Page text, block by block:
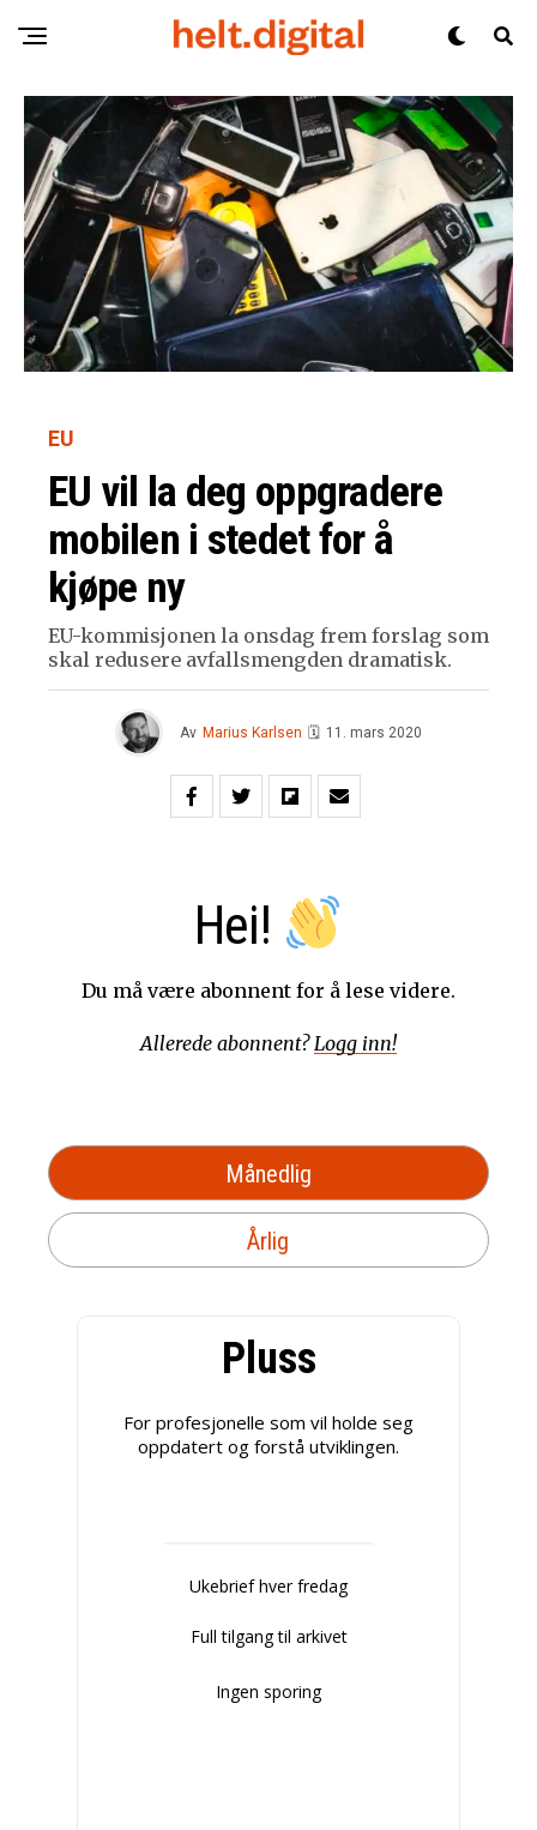
EU
EU vil la deg oppgradere
mobilen i stedet for å
kjøpe ny
EU-kommisjonen la onsdag frem forslag som
skal redusere avfallsmengden dramatisk.
Av Marius Karlsen 🗓 11. mars 2020
Hei!
Du må være abonnent for å lese videre.
Allerede abonnent? Logg inn!
Månedlig
Årlig
Pluss
For profesjonelle som vil holde seg
oppdatert og forstå utviklingen.
Ukebrief hver fredag
Full tilgang til arkivet
Ingen sporing